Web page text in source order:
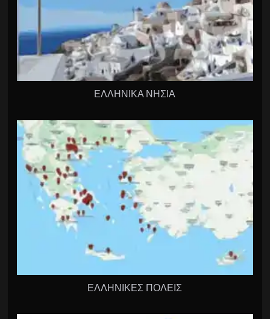
ΕΛΛΗΝΙΚΑ ΝΗΣΙΑ
ΕΛΛΗΝΙΚΕΣ ΠΟΛΕΙΣ